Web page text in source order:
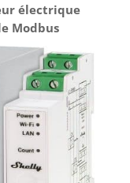
électrique
Modbus